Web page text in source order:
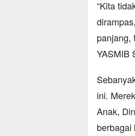
“Kita
panjang,
YASMIB
ini.
Anak,